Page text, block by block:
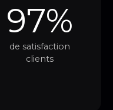
97%
de satisfaction
clients